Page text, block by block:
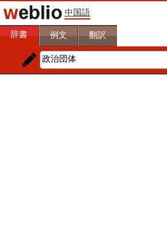
中国語
辞書 例文 翻訳